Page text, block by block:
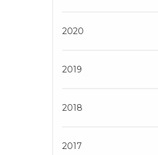
2020
2019
2018
2017